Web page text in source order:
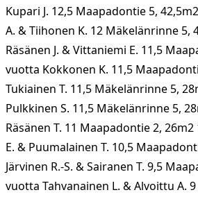
Kupari J. 12,5 Maapadontie 5,
A. & Tiihonen K. 12 Mäkelänrinne 5,
Räsänen J. & Vittaniemi E. 11,5
vuotta Kokkonen K. 11,5
Tukiainen T. 11,5 Mäkelänrinne 5,
Pulkkinen S. 11,5 Mäkelänrinne 5,
Räsänen T. 11 Maapadontie 2,
E. & Puumalainen T. 10,5
Järvinen R.-S. & Sairanen T. 9,5
vuotta Tahvanainen L. & Alvoittu A.